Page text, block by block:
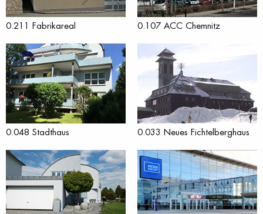
0.211 Fabrikareal 0.107 ACC Chemnitz
0.048 Stadthaus 0.033 Neues Fichtelberghaus